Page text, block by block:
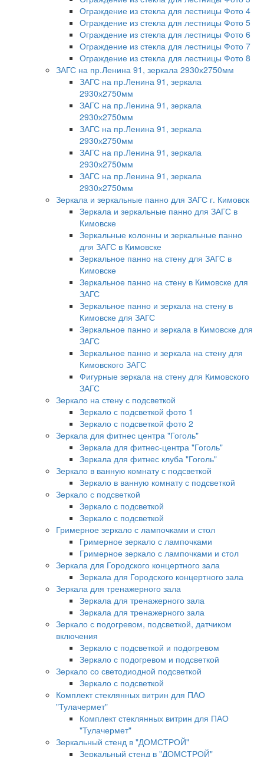
Ограждение из стекла для лестницы Фото 4
Ограждение из стекла для лестницы Фото 5
Ограждение из стекла для лестницы Фото 6
Ограждение из стекла для лестницы Фото 7
Ограждение из стекла для лестницы Фото 8
ЗАГС на пр.Ленина 91, зеркала 2930х2750мм
ЗАГС на пр.Ленина 91, зеркала
2930х2750мм
ЗАГС на пр.Ленина 91, зеркала
2930х2750мм
ЗАГС на пр.Ленина 91, зеркала
2930х2750мм
ЗАГС на пр.Ленина 91, зеркала
2930х2750мм
ЗАГС на пр.Ленина 91, зеркала
2930х2750мм
Зеркала и зеркальные панно для ЗАГС г. Кимовск
Зеркала и зеркальные панно для ЗАГС в
Кимовске
Зеркальные колонны и зеркальные панно
для ЗАГС в Кимовске
Зеркальное панно на стену для ЗАГС в
Кимовске
Зеркальное панно на стену в Кимовске для
ЗАГС
Зеркальное панно и зеркала на стену в
Кимовске для ЗАГС
Зеркальное панно и зеркала в Кимовске для
ЗАГС
Зеркальное панно и зеркала на стену для
Кимовского ЗАГС
Фигурные зеркала на стену для Кимовского
ЗАГС
Зеркало на стену с подсветкой
Зеркало с подсветкой фото 1
Зеркало с подсветкой фото 2
Зеркала для фитнес центра "Гоголь"
Зеркала для фитнес-центра "Гоголь"
Зеркала для фитнес клуба "Гоголь"
Зеркало в ванную комнату с подсветкой
Зеркало в ванную комнату с подсветкой
Зеркало с подсветкой
Зеркало с подсветкой
Зеркало с подсветкой
Гримерное зеркало с лампочками и стол
Гримерное зеркало с лампочками
Гримерное зеркало с лампочками и стол
Зеркала для Городского концертного зала
Зеркала для Городского концертного зала
Зеркала для тренажерного зала
Зеркала для тренажерного зала
Зеркала для тренажерного зала
Зеркало с подогревом, подсветкой, датчиком
включения
Зеркало с подсветкой и подогревом
Зеркало с подогревом и подсветкой
Зеркало со светодиодной подсветкой
Зеркало с подсветкой
Комплект стеклянных витрин для ПАО
"Тулачермет"
Комплект стеклянных витрин для ПАО
"Тулачермет"
Зеркальный стенд в "ДОМСТРОЙ"
Зеркальный стенд в "ДОМСТРОЙ"